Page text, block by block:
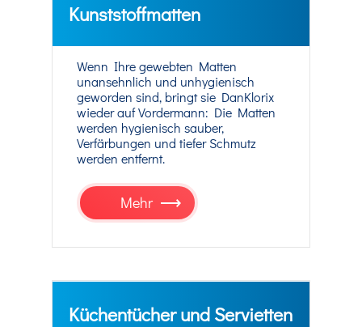
Kunststoffmatten
Wenn Ihre gewebten Matten
unansehnlich und unhygienisch
geworden sind, bringt sie DanKlorix
wieder auf Vordermann: Die Matten
werden hygienisch sauber,
Verfärbungen und tiefer Schmutz
werden entfernt.
Mehr
Küchentücher und Servietten